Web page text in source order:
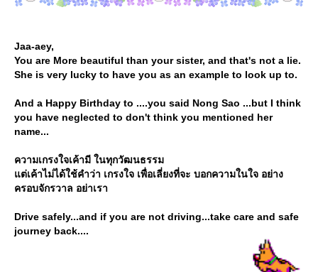
Jaa-aey,
You are More beautiful than your sister, and that's not a lie.
She is very lucky to have you as an example to look up to.
And a Happy Birthday to ....you said Nong Sao ...but I think
you have neglected to don't think you mentioned her
name...
ความเกรงใจเค้ามี ในทุกวัฒนธรรม
ต่เค้าไม่ได้ใช้คำว่า เกรงใจ เพื่อเลี่ยงที่จะ บอกความในใจ อย่าง
ครอบจักรวาล อย่าเรา
Drive safely...and if you are not driving...take care and safe
journey back....